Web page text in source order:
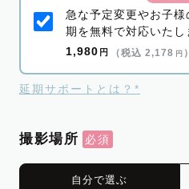
急な予定変更やお子
期を無料で対応いたし
1,980 円 （税込 2,178 円 ）
延期サポートとは？*
撮影場所
自分で選ぶ